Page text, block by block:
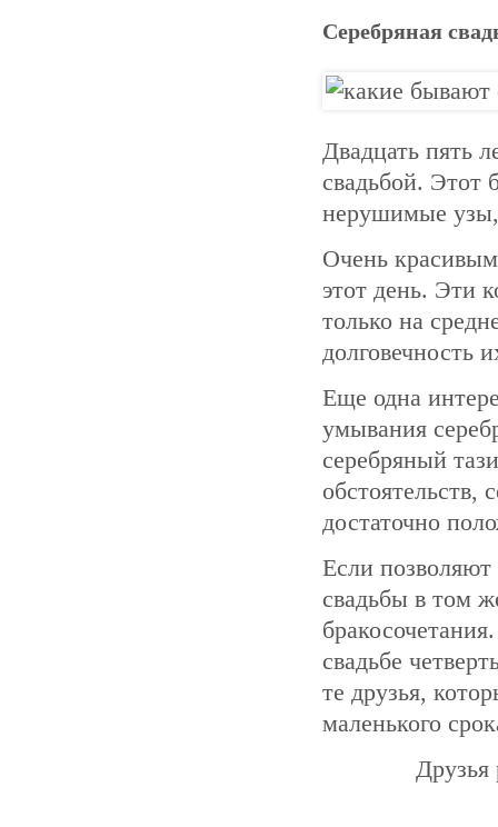
Серебряная
Двадцать пять
свадьбой. Этот
нерушимые
Очень
этот день. Эти
только на
долговечность
Еще одна
умывания
серебряный
обстоятельств,
достаточно
Если
свадьбы в том
свадьбе
те друзья,
маленького